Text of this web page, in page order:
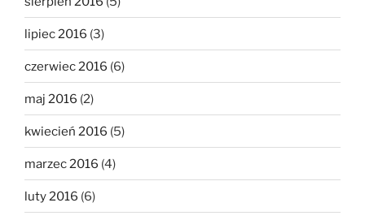
lipiec 2016 (3)
czerwiec 2016 (6)
maj 2016 (2)
kwiecień 2016 (5)
marzec 2016 (4)
luty 2016 (6)